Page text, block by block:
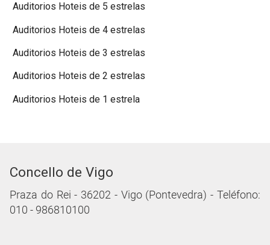
Auditorios Hoteis de 5 estrelas
Auditorios Hoteis de 4 estrelas
Auditorios Hoteis de 3 estrelas
Auditorios Hoteis de 2 estrelas
Auditorios Hoteis de 1 estrela
Concello de Vigo
Praza do Rei - 36202 - Vigo (Pontevedra) - Teléfono:
010 - 986810100